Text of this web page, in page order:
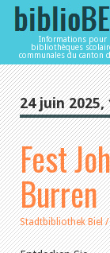
Informations pour
bibliothèques
communales du canton
Accueil
Articles
Agenda
24 juin 2025,
Fest
Burren
Stadtbibliothek Biel /